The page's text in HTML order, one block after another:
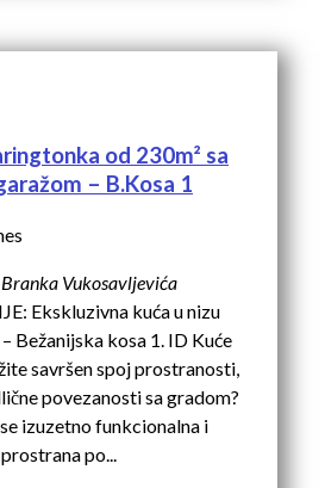
od 230m² sa
– B.Kosa 1
Vukosavljevića
Ekskluzivna kuća u nizu
Bežanijska kosa 1. ID Kuće
savršen spoj prostranosti,
povezanosti sa gradom?
izuzetno funkcionalna i
prostrana po...